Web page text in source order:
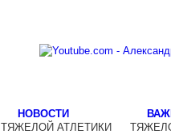
НОВОСТИ
ТЯЖЕЛОЙ АТЛЕТИКИ